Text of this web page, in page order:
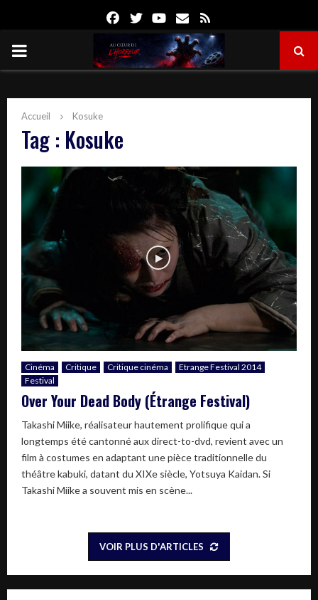
FacebookTwitterYoutube
Email
PRIMARY
Accueil Kosuke
Tag : Kosuke
Cinéma Critique Critique cinéma
Etrange Festival 2014
Festival
Over Your Dead Body (Étrange Festival)
Takashi Miike, réalisateur hautement prolifique qui a
longtemps été cantonné aux direct-to-dvd, revient avec un
film à costumes en adaptant une pièce traditionnelle du
théâtre kabuki, datant du XIXe siècle, Yotsuya Kaidan. Si
Takashi Miike a souvent mis en scène...
VOIR PLUS D'ARTICLES